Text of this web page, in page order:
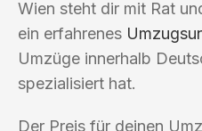
Wien steht dir mit Rat
ein erfahrenes
Umzüge innerhalb
spezialisiert hat.
Der Preis für deinen